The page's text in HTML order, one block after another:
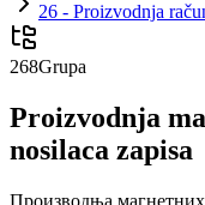
26 - Proizvodnja
268Grupa
Proizvodnja
nosilaca zapisa
Производња